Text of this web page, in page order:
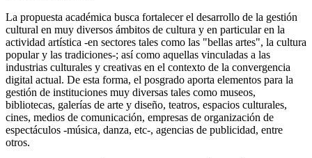
La propuesta académica busca fortalecer el desarrollo de la gestión
cultural en muy diversos ámbitos de cultura y en particular en la
actividad artística -en sectores tales como las "bellas artes", la cultura
popular y las tradiciones-; así como aquellas vinculadas a las
industrias culturales y creativas en el contexto de la convergencia
digital actual. De esta forma, el posgrado aporta elementos para la
gestión de instituciones muy diversas tales como museos,
bibliotecas, galerías de arte y diseño, teatros, espacios culturales,
cines, medios de comunicación, empresas de organización de
espectáculos -música, danza, etc-, agencias de publicidad, entre
otros.